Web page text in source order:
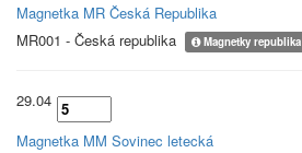
Magnetka MR Česká Republika
MR001 - Česká republika
Magnetky republika
29.04
Magnetka MM Sovinec letecká